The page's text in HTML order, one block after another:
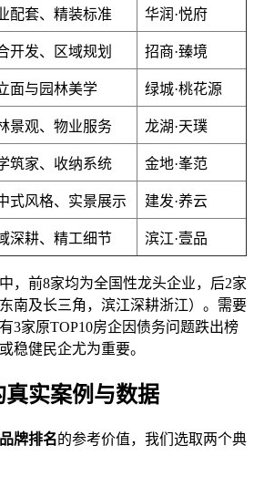
配套、精装标准 华润·悦府
开发、区域规划 招商·臻境
面与园林美学 绿城·桃花源
景观、物业服务 龙湖·天璞
筑家、收纳系统 金地·峯范
式风格、实景展示 建发·养云
深耕、精工细节 滨江·壹品
中，前8家均为全国性龙头企业，后2家
南及长三角，滨江深耕浙江）。需要
3家原TOP10房企因债务问题跌出榜
稳健民企尤为重要。
实案例与数据
牌排名的参考价值，我们选取两个典